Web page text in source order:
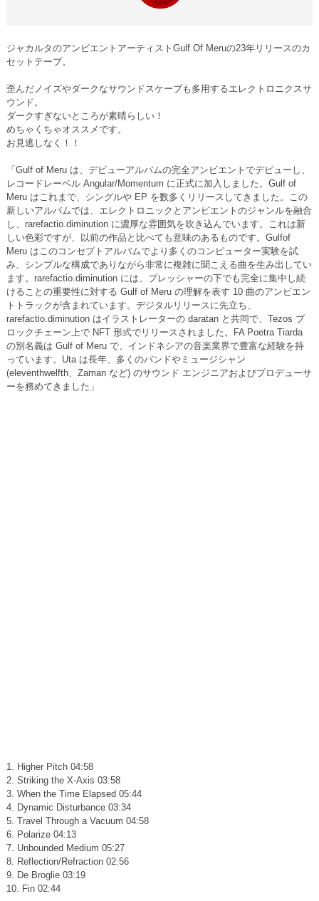
ジャカルタのアンビエントアーティストGulf Of Meruの23年リリースのカ
セットテープ。
歪んだノイズやダークなサウンドスケープも多用するエレクトロニクスサ
ウンド。
ダークすぎないところが素晴らしい！
めちゃくちゃオススメです。
お見逃しなく！！
「Gulf of Meru は、デビューアルバムの完全アンビエントでデビューし、
レコードレーベル Angular/Momentum に正式に加入しました。Gulf of
Meru はこれまで、シングルや EP を数多くリリースしてきました。この
新しいアルバムでは、エレクトロニックとアンビエントのジャンルを融合
し、rarefactio.diminution に濃厚な雰囲気を吹き込んでいます。これは新
しい色彩ですが、以前の作品と比べても意味のあるものです。Gulfof
Meru はこのコンセプトアルバムでより多くのコンピューター実験を試
み、シンプルな構成でありながら非常に複雑に聞こえる曲を生み出してい
ます。rarefactio.diminution には、プレッシャーの下でも完全に集中し続
けることの重要性に対する Gulf of Meru の理解を表す 10 曲のアンビエン
トトラックが含まれています。デジタルリリースに先立ち、
rarefactio.diminution はイラストレーターの daratan と共同で、Tezos ブ
ロックチェーン上で NFT 形式でリリースされました。FA Poetra Tiarda
の別名義は Gulf of Meru で、インドネシアの音楽業界で豊富な経験を持
っています。Uta は長年、多くのバンドやミュージシャン
(eleventhwelfth、Zaman など) のサウンド エンジニアおよびプロデューサ
ーを務めてきました」
1. Higher Pitch 04:58
2. Striking the X-Axis 03:58
3. When the Time Elapsed 05:44
4. Dynamic Disturbance 03:34
5. Travel Through a Vacuum 04:58
6. Polarize 04:13
7. Unbounded Medium 05:27
8. Reflection/Refraction 02:56
9. De Broglie 03:19
10. Fin 02:44